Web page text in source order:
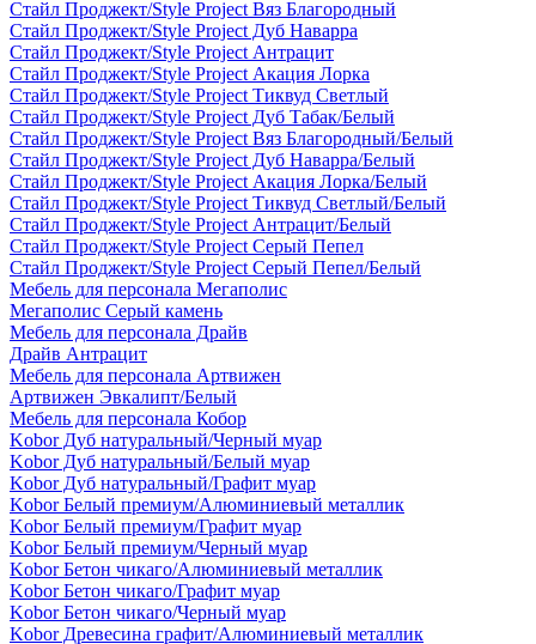
Стайл Проджект/Style Project Вяз Благородный
Стайл Проджект/Style Project Дуб Наварра
Стайл Проджект/Style Project Антрацит
Стайл Проджект/Style Project Акация Лорка
Стайл Проджект/Style Project Тиквуд Светлый
Стайл Проджект/Style Project Дуб Табак/Белый
Стайл Проджект/Style Project Вяз Благородный/Белый
Стайл Проджект/Style Project Дуб Наварра/Белый
Стайл Проджект/Style Project Акация Лорка/Белый
Стайл Проджект/Style Project Тиквуд Светлый/Белый
Стайл Проджект/Style Project Антрацит/Белый
Стайл Проджект/Style Project Серый Пепел
Стайл Проджект/Style Project Серый Пепел/Белый
Мебель для персонала Мегаполис
Мегаполис Серый камень
Мебель для персонала Драйв
Драйв Антрацит
Мебель для персонала Артвижен
Артвижен Эвкалипт/Белый
Мебель для персонала Кобор
Kobor Дуб натуральный/Черный муар
Kobor Дуб натуральный/Белый муар
Kobor Дуб натуральный/Графит муар
Kobor Белый премиум/Алюминиевый металлик
Kobor Белый премиум/Графит муар
Kobor Белый премиум/Черный муар
Kobor Бетон чикаго/Алюминиевый металлик
Kobor Бетон чикаго/Графит муар
Kobor Бетон чикаго/Черный муар
Kobor Древесина графит/Алюминиевый металлик